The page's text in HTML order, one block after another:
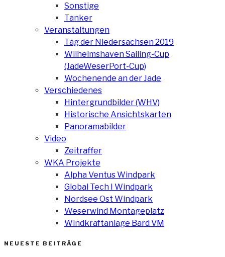
Sonstige
Tanker
Veranstaltungen
Tag der Niedersachsen 2019
Wilhelmshaven Sailing-Cup
(JadeWeserPort-Cup)
Wochenende an der Jade
Verschiedenes
Hintergrundbilder (WHV)
Historische Ansichtskarten
Panoramabilder
Video
Zeitraffer
WKA Projekte
Alpha Ventus Windpark
Global Tech I Windpark
Nordsee Ost Windpark
Weserwind Montageplatz
Windkraftanlage Bard VM
NEUESTE BEITRÄGE